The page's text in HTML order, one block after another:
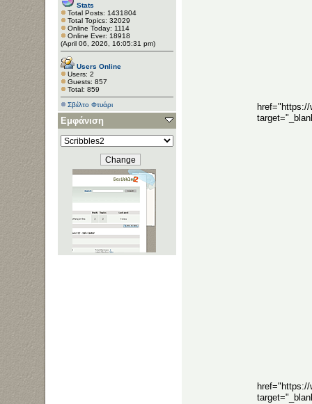
Stats
Total Posts: 1431804
Total Topics: 32029
Online Today: 1114
Online Ever: 18918
(April 06, 2026, 16:05:31 pm)
Users Online
Users: 2
Guests: 857
Total: 859
Σβέλτο Φτυάρι
Εμφάνιση